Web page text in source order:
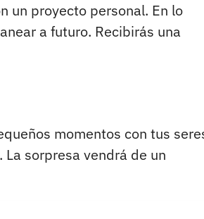
un proyecto personal. En lo
a futuro. Recibirás una
momentos con tus
sorpresa vendrá de un